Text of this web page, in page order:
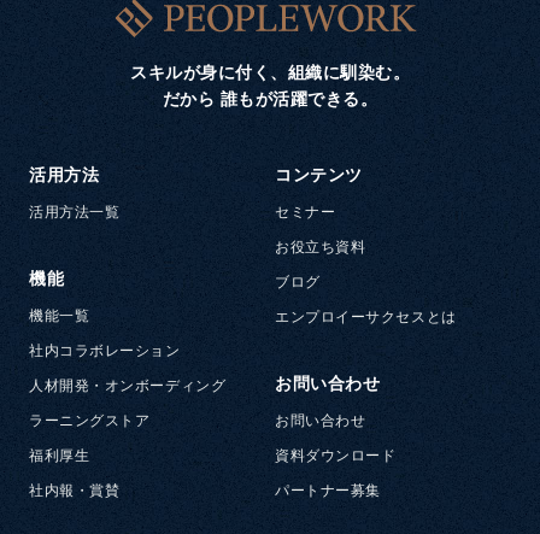
スキルが身に付く、組織に馴染む。
だから 誰もが活躍できる。
活用方法
活用方法一覧
機能
機能一覧
社内コラボレーション
人材開発・オンボーディング
ラーニングストア
福利厚生
社内報・賞賛
コンテンツ
セミナー
お役立ち資料
ブログ
エンプロイーサクセスとは
お問い合わせ
お問い合わせ
資料ダウンロード
パートナー募集